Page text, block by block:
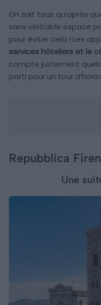
On sait tous qu’après
sans véritable espace
pour éviter cela ! Les
services hôteliers et le
compte justement
parti pour un tour
Repubblica
Une